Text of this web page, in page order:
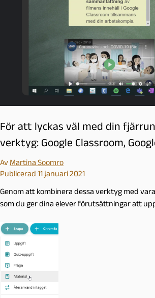
För att lyckas väl med din
verktyg: Google Classroom,
Av Martina Soomro
Publicerad 11 januari 2021
Genom att kombinera dessa verktyg med
som du ger dina elever förutsättningar att